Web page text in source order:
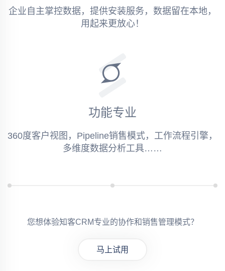
企业自主掌控数据，提供安装服务，数据留在本地，
用起来更放心！
功能专业
360度客户视图，Pipeline销售模式，工作流程引擎，
多维度数据分析工具……
您想体验知客CRM专业的协作和销售管理模式？
马上试用